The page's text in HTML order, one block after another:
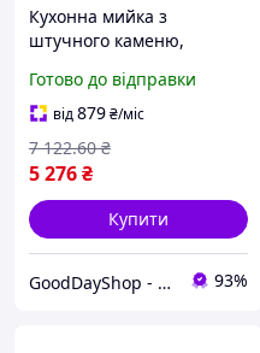
Кухонна мийка з
штучного каменю,
зручного вбудовування в
будь-яку кухню
Готово до відправки
від879₴/міс
5 276₴
7 122.60 ₴
Купити
GoodDayShop - Онлайн магазин різноманітних товарів 93%